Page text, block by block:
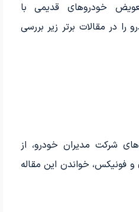
خودروهای قدیمی با
را در مقالات برتر زیر بررسی
شرکت مدیران خودرو، از
فونیکس، خواندن این مقاله